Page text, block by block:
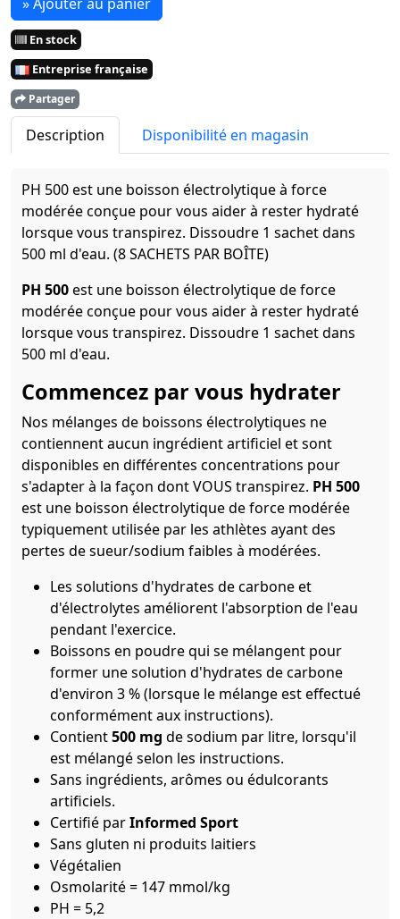
En stock
Entreprise française
Partager
Description Disponibilité en magasin
PH 500 est une boisson électrolytique à force
modérée conçue pour vous aider à rester hydraté
lorsque vous transpirez. Dissoudre 1 sachet dans
500 ml d'eau. (8 SACHETS PAR BOÎTE)
PH 500est une boisson électrolytique de force
modérée conçue pour vous aider à rester hydraté
lorsque vous transpirez. Dissoudre 1 sachet dans
500 ml d'eau.
Commencez par vous hydrater
Nos mélanges de boissons électrolytiques ne
contiennent aucun ingrédient artificiel et sont
disponibles en différentes concentrations pour
s'adapter à la façon dont VOUS transpirez. PH 500
est une boisson électrolytique de force modérée
typiquement utilisée par les athlètes ayant des
pertes de sueur/sodium faibles à modérées.
Les solutions d'hydrates de carbone et
d'électrolytes améliorent l'absorption de l'eau
pendant l'exercice.
Boissons en poudre qui se mélangent pour
former une solution d'hydrates de carbone
d'environ 3 % (lorsque le mélange est effectué
conformément aux instructions).
Contient500 mg de sodium par litre, lorsqu'il
est mélangé selon les instructions.
Sans ingrédients, arômes ou édulcorants
artificiels.
Certifié parInformed Sport
Sans gluten ni produits laitiers
Végétalien
Osmolarité = 147 mmol/kg
PH = 5,2